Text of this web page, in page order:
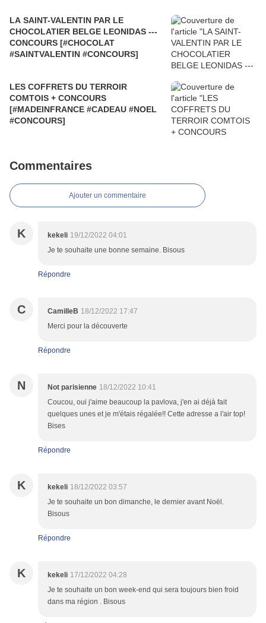
LA SAINT-VALENTIN PAR LE
CHOCOLATIER BELGE LEONIDAS ---
CONCOURS [#CHOCOLAT
#SAINTVALENTIN #CONCOURS]
LES COFFRETS DU TERROIR
COMTOIS + CONCOURS
[#MADEINFRANCE #CADEAU #NOEL
#CONCOURS]
Commentaires
Ajouter un commentaire
K kekeli 19/12/2022 04:01
Je te souhaite une bonne semaine. Bisous
Répondre
C CamilleB 18/12/2022 17:47
Merci pour la découverte
Répondre
N Not parisienne 18/12/2022 10:41
Coucou, oui j'aime beaucoup la pavlova, j'en ai déjà fait
quelques unes et je m'étais régalée!! Cette adresse a l'air top!
Bises
Répondre
K kekeli 18/12/2022 03:57
Je te souhaite un bon dimanche, le dernier avant Noël.
Bisous
Répondre
K kekeli 17/12/2022 04:28
Je te souhaite un bon week-end qui sera toujours bien froid
dans ma région . Bisous